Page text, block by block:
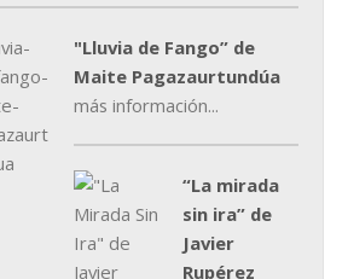
"Lluvia de Fango” de
Maite Pagazaurtundúa
más información...
“La mirada
sin ira” de
Javier
Rupérez